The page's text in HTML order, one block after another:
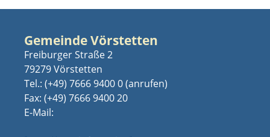
Gemeinde Vörstetten
Freiburger Straße 2
79279 Vörstetten
Tel.: (+49) 7666 9400 0
Fax: (+49) 7666 9400 20
E-Mail: